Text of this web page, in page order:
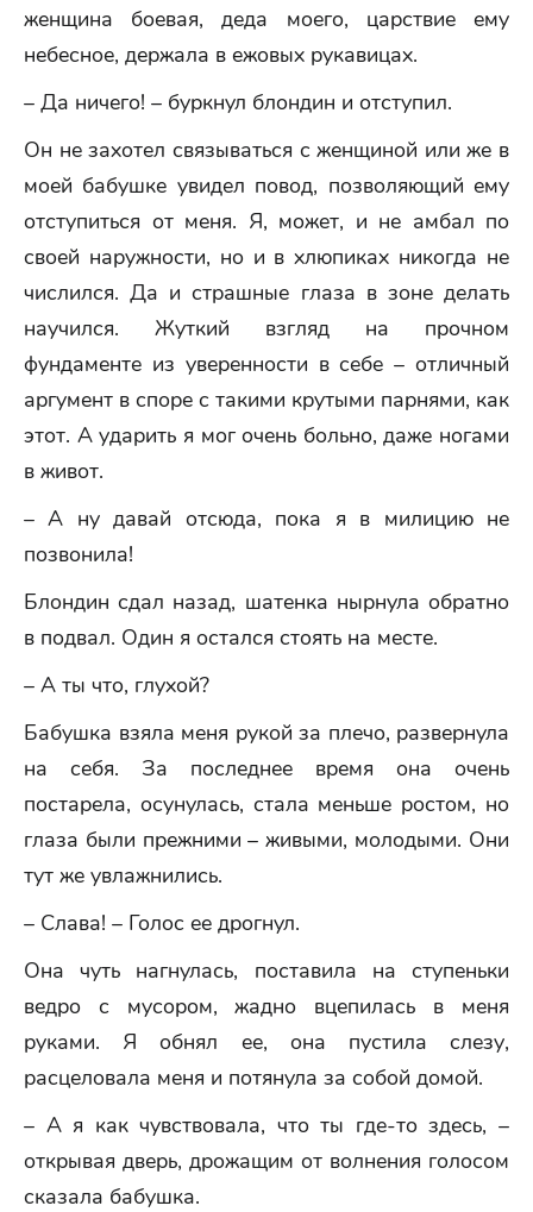
женщина боевая, деда моего, царствие ему
небесное, держала в ежовых рукавицах.
– Да ничего! – буркнул блондин и отступил.
Он не захотел связываться с женщиной или же в
моей бабушке увидел повод, позволяющий ему
отступиться от меня. Я, может, и не амбал по
своей наружности, но и в хлюпиках никогда не
числился. Да и страшные глаза в зоне делать
научился. Жуткий взгляд на прочном
фундаменте из уверенности в себе – отличный
аргумент в споре с такими крутыми парнями, как
этот. А ударить я мог очень больно, даже ногами
в живот.
– А ну давай отсюда, пока я в милицию не
позвонила!
Блондин сдал назад, шатенка нырнула обратно
в подвал. Один я остался стоять на месте.
– А ты что, глухой?
Бабушка взяла меня рукой за плечо, развернула
на себя. За последнее время она очень
постарела, осунулась, стала меньше ростом, но
глаза были прежними – живыми, молодыми. Они
тут же увлажнились.
– Слава! – Голос ее дрогнул.
Она чуть нагнулась, поставила на ступеньки
ведро с мусором, жадно вцепилась в меня
руками. Я обнял ее, она пустила слезу,
расцеловала меня и потянула за собой домой.
– А я как чувствовала, что ты где-то здесь, –
открывая дверь, дрожащим от волнения голосом
сказала бабушка.